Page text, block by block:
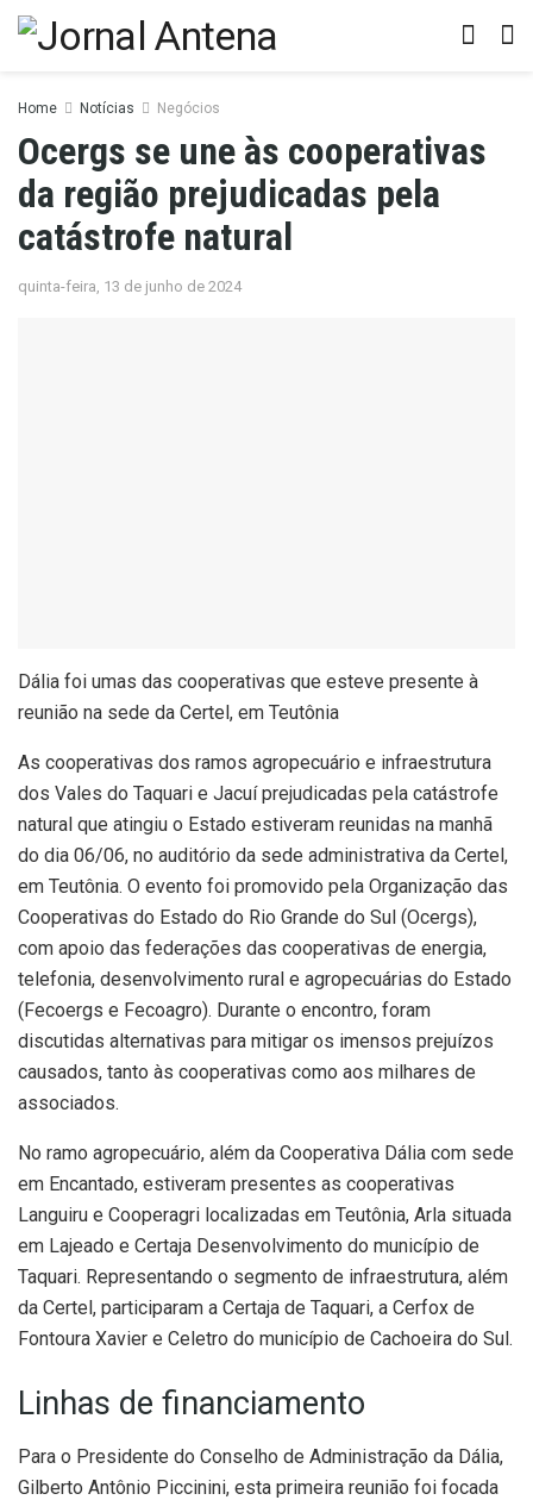
Home Notícias Negócios
Ocergs se une às cooperativas
da região prejudicadas pela
catástrofe natural
quinta-feira, 13 de junho de 2024
Dália foi umas das cooperativas que esteve presente à
reunião na sede da Certel, em Teutônia
As cooperativas dos ramos agropecuário e infraestrutura
dos Vales do Taquari e Jacuí prejudicadas pela catástrofe
natural que atingiu o Estado estiveram reunidas na manhã
do dia 06/06, no auditório da sede administrativa da Certel,
em Teutônia. O evento foi promovido pela Organização das
Cooperativas do Estado do Rio Grande do Sul (Ocergs),
com apoio das federações das cooperativas de energia,
telefonia, desenvolvimento rural e agropecuárias do Estado
(Fecoergs e Fecoagro). Durante o encontro, foram
discutidas alternativas para mitigar os imensos prejuízos
causados, tanto às cooperativas como aos milhares de
associados.
No ramo agropecuário, além da Cooperativa Dália com sede
em Encantado, estiveram presentes as cooperativas
Languiru e Cooperagri localizadas em Teutônia, Arla situada
em Lajeado e Certaja Desenvolvimento do município de
Taquari. Representando o segmento de infraestrutura, além
da Certel, participaram a Certaja de Taquari, a Cerfox de
Fontoura Xavier e Celetro do município de Cachoeira do Sul.
Linhas de financiamento
Para o Presidente do Conselho de Administração da Dália,
Gilberto Antônio Piccinini, esta primeira reunião foi focada